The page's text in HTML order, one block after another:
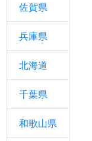
佐賀県
兵庫県
北海道
千葉県
和歌山県